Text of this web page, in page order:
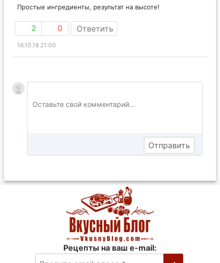
Простые ингредиенты, результат на высоте!
2 0 Ответить
16.10.18 21:00
Рецепты на ваш e-mail: